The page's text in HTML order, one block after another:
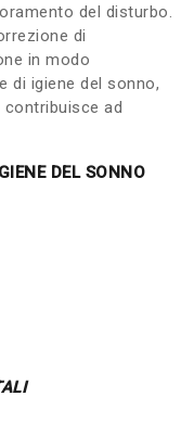
del disturbo.
di
in modo
di igiene del sonno,
contribuisce ad
DEL SONNO